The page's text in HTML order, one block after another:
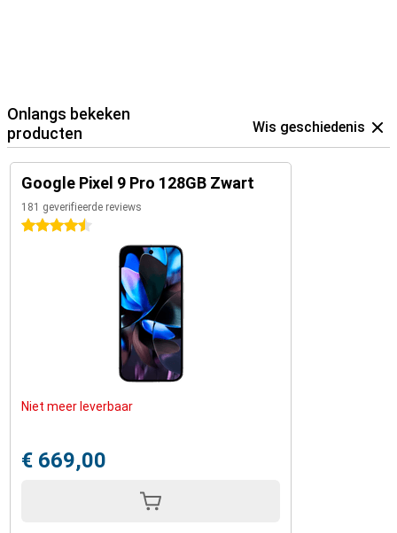
Onlangs bekeken
producten
Wis geschiedenis
Google Pixel 9 Pro 128GB Zwart
181 geverifieerde reviews
4.5 sterren
Niet meer leverbaar
€ 669,00